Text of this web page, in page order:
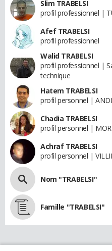
Slim TRABELSI
profil professionnel |
Afef TRABELSI
profil professionnel
Walid TRABELSI
profil professionnel |
technique
Hatem TRABELSI
profil personnel |
Chadia TRABELSI
profil personnel |
Achraf TRABELSI
profil personnel |
Nom "TRABELSI"
Famille "TRABELSI"